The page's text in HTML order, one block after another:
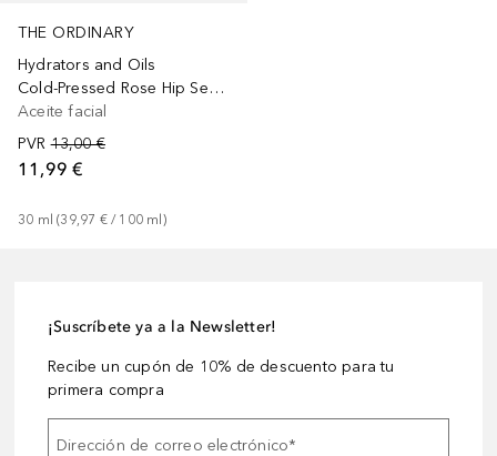
THE ORDINARY
Hydrators and Oils
Cold-Pressed Rose Hip Seed Oil
Aceite facial
PVR 13,00 €
11,99 €
30 ml (39,97 € / 100 ml )
¡Suscríbete ya a la Newsletter!
Recibe un cupón de 10% de descuento para tu
primera compra
Dirección de correo electrónico*